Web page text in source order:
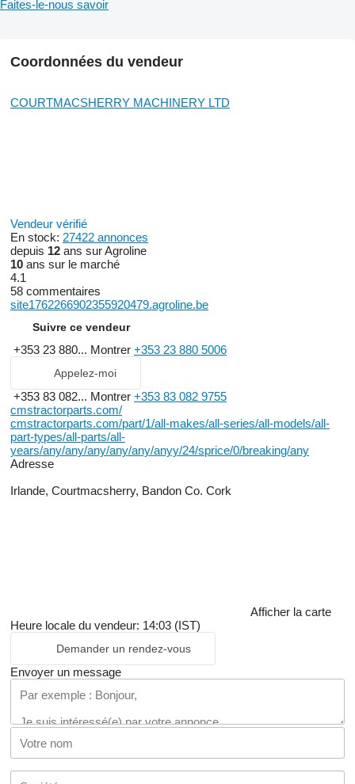
Faites-le-nous savoir
Coordonnées du vendeur
COURTMACSHERRY MACHINERY LTD
Vendeur vérifié
En stock: 27422 annonces
depuis 12 ans sur Agroline
10 ans sur le marché
4.1
58 commentaires
site1762266902355920479.agroline.be
Suivre ce vendeur
+353 23 880... Montrer +353 23 880 5006
Appelez-moi
+353 83 082... Montrer +353 83 082 9755
cmstractorparts.com/
cmstractorparts.com/part/1/all-makes/all-series/all-models/all-
part-types/all-parts/all-
years/any/any/any/any/any/anyy/24/sprice/0/breaking/any
Adresse
Irlande, Courtmacsherry, Bandon Co. Cork
Afficher la carte
Heure locale du vendeur: 14:03 (IST)
Demander un rendez-vous
Envoyer un message